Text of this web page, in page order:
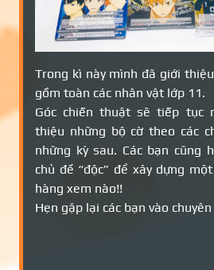
Trong kì này mình đã giới
gồm toàn các nhân vật lớp 11.
Góc chiến thuật sẽ tiếp tục
thiệu những bộ cờ theo các
những kỳ sau. Các bạn cũng
chủ đề “độc” để xây dựng
hàng xem nào!!
Hẹn gặp lại các bạn vào